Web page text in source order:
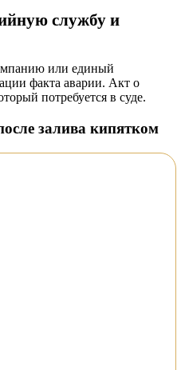
службу и
или единый
факта аварии. Акт о
потребуется в суде.
залива кипятком